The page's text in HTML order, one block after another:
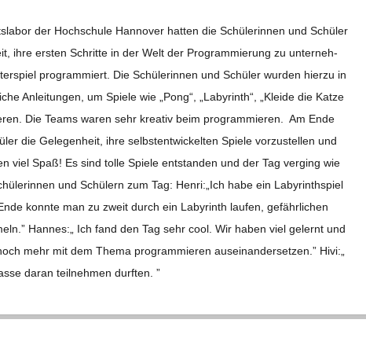
der Hoch­schule Han­no­ver hat­ten die Schü­le­rin­nen und Schü­ler
ihre ers­ten Schritte in der Welt der Pro­gram­mie­rung zu unter­neh­
pro­gram­miert. Die Schü­le­rin­nen und Schü­ler wur­den hierzu in
Anlei­tun­gen, um Spiele wie „Pong“, „Laby­rinth“, „Kleide die Katze
Die Teams waren sehr krea­tiv beim pro­gram­mie­ren. Am Ende
die Gele­gen­heit, ihre selbst­ent­wi­ckel­ten Spiele vor­zu­stel­len und
viel Spaß! Es sind tolle Spiele ent­stan­den und der Tag ver­ging wie
und Schü­lern zum Tag: Henri:„Ich habe ein Laby­rinth­spiel
konnte man zu zweit durch ein Laby­rinth lau­fen, gefähr­li­chen
Han­nes:„ Ich fand den Tag sehr cool. Wir haben viel gelernt und
mehr mit dem Thema pro­gram­mie­ren aus­ein­an­der­set­zen.” Hivi:„
daran teil­neh­men durf­ten. ”